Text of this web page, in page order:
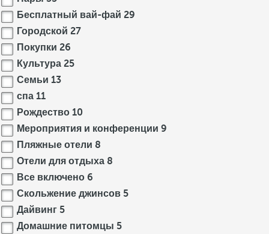
Бесплатный вай-фай 29
Городской 27
Покупки 26
Культура 25
Семьи 13
спа 11
Рождество 10
Мероприятия и конференции 9
Пляжные отели 8
Отели для отдыха 8
Все включено 6
Скольжение джинсов 5
Дайвинг 5
Домашние питомцы 5